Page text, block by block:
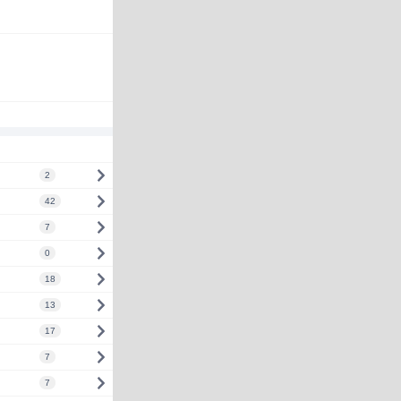
2
42
7
0
18
13
17
7
7